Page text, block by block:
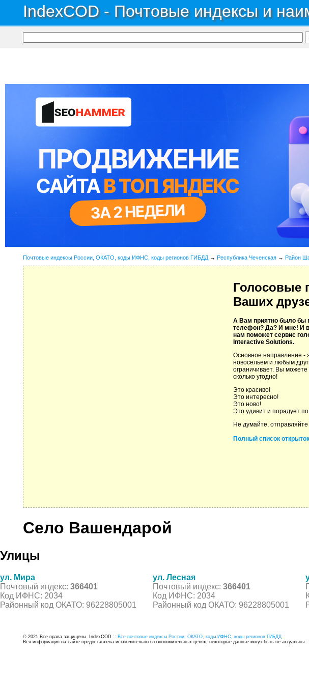
IndexCOD - Почтовые индексы и
Почтовые индексы России, ОКАТО, коды ИФНС, коды регионов ГИБДД → Республика Чеченская → Район
Голосовые
Ваших
А Вам приятно было бы
телефон? Да? И мне! И
нам поможет сервис
Interactive Solutions.
Основное направление -
новосельем и любым
ограничивает. Вы можете
сколько угодно!
Это красиво!
Это интересно!
Это ново!
Это удивит и порадует
Не думайте,
Полный список
Село Вашендарой
Улицы
ул. Мира
Почтовый индекс: 366401
Код ИФНС: 2034
Районный код ОКАТО: 96228805001
ул. Лесная
Почтовый индекс: 366401
Код ИФНС: 2034
Районный код ОКАТО: 96228805001
© 2021 Все права защищены. IndexCOD :: Все почтовые индексы России, ОКАТО, коды ИФНС, коды регионов ГИБДД
Вся информация на сайте предоставлена исключительно в ознокомительных целях, некоторые данные могут быть не актуальны...